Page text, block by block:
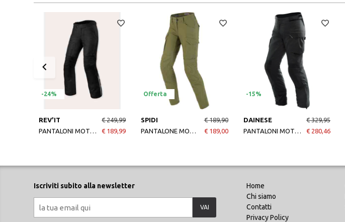
-24%
REV'IT
PANTALONI MOTO DONNA OUTBACK 4 H2O BLACK
€ 249,99
€ 189,99
Offerta
SPIDI
PANTALONE MOTO DONNA PATHFINDER CARGO LADY MILITARE
€ 189,90
€ 189,00
-15%
DAINESE
PANTALONI MOTO LADAKH 3L DDRY PANTS 50 BLACKBLACK
€ 329,95
€ 280,46
Iscriviti subito alla newsletter
VAI
Home
Chi siamo
Contatti
Privacy Policy